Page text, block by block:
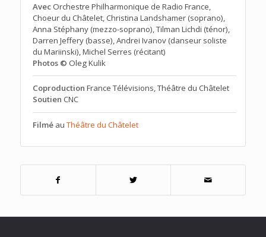
AvecOrchestre Philharmonique de Radio France,
Choeur du Châtelet, Christina Landshamer (soprano),
Anna Stéphany (mezzo-soprano), Tilman Lichdi (ténor),
Darren Jeffery (basse), Andrei Ivanov (danseur soliste
du Mariinski), Michel Serres (récitant)
Photos © Oleg Kulik
Coproduction France Télévisions, Théâtre du Châtelet
Soutien CNC
Filméau Théâtre du Châtelet